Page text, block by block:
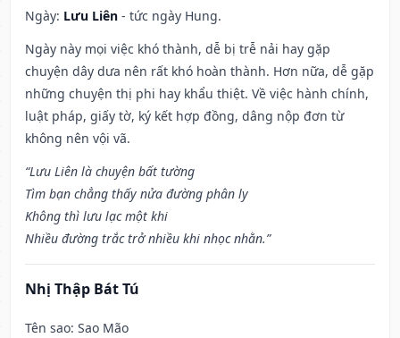
Ngày: Lưu Liên - tức ngày Hung.
Ngày này mọi việc khó thành, dễ bị trễ nải hay gặp
chuyện dây dưa nên rất khó hoàn thành. Hơn nữa, dễ gặp
những chuyện thị phi hay khẩu thiệt. Về việc hành chính,
luật pháp, giấy tờ, ký kết hợp đồng, dâng nộp đơn từ
không nên vội vã.
“Lưu Liên là chuyện bất tường
Tìm bạn chẳng thấy nửa đường phân ly
Không thì lưu lạc một khi
Nhiều đường trắc trở nhiều khi nhọc nhằn.”
Nhị Thập Bát Tú
Tên sao: Sao Mão